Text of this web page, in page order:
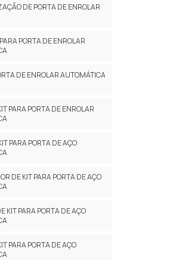
DE PORTA DE ENROLAR
PORTA DE ENROLAR
DE ENROLAR AUTOMÁTICA
PARA PORTA DE ENROLAR
PARA PORTA DE AÇO
DE KIT PARA PORTA DE AÇO
KIT PARA PORTA DE AÇO
PARA PORTA DE AÇO